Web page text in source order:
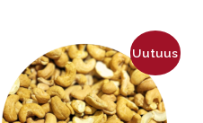
Uutuus
tuotteella
on
useampi